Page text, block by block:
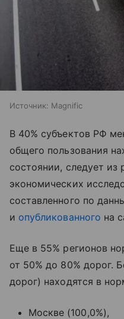
Источник: Magnific
В 40% субъектов РФ
общего пользования
состоянии, следует из
экономических
составленного по
и опубликованного на
Еще в 55% регионов
от 50% до 80% дорог.
дорог) находятся в
Москве (100,0%),